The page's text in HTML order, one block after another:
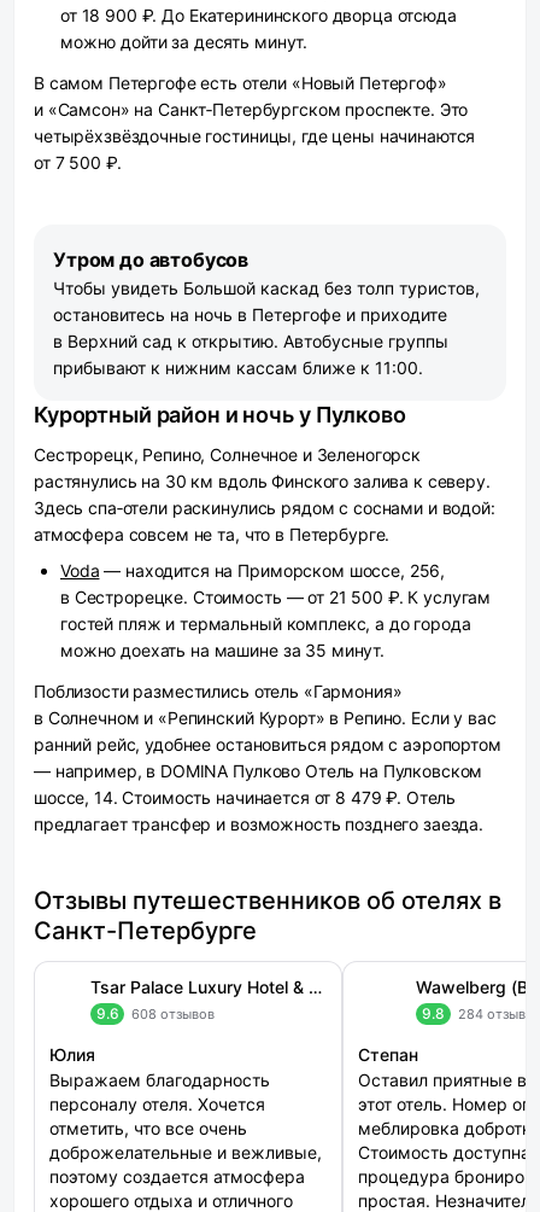
от 18 900 ₽. До Екатерининского дворца отсюда
можно дойти за десять минут.
В самом Петергофе есть отели «Новый Петергоф»
и «Самсон» на Санкт‑Петербургском проспекте. Это
четырёхзвёздочные гостиницы, где цены начинаются
от 7 500 ₽.
Утром до автобусов
Чтобы увидеть Большой каскад без толп туристов,
остановитесь на ночь в Петергофе и приходите
в Верхний сад к открытию. Автобусные группы
прибывают к нижним кассам ближе к 11:00.
Курортный район и ночь у Пулково
Сестрорецк, Репино, Солнечное и Зеленогорск
растянулись на 30 км вдоль Финского залива к северу.
Здесь спа‑отели раскинулись рядом с соснами и водой:
атмосфера совсем не та, что в Петербурге.
Voda — находится на Приморском шоссе, 256,
в Сестрорецке. Стоимость — от 21 500 ₽. К услугам
гостей пляж и термальный комплекс, а до города
можно доехать на машине за 35 минут.
Поблизости разместились отель «Гармония»
в Солнечном и «Репинский Курорт» в Репино. Если у вас
ранний рейс, удобнее остановиться рядом с аэропортом
— например, в DOMINA Пулково Отель на Пулковском
шоссе, 14. Стоимость начинается от 8 479 ₽. Отель
предлагает трансфер и возможность позднего заезда.
Отзывы путешественников об отелях в
Санкт-Петербурге
Tsar Palace Luxury Hotel & SPA (Царь Палас)
9.6 608 отзывов
Юлия
Выражаем благодарность
персоналу отеля. Хочется
отметить, что все очень
доброжелательные и вежливые,
поэтому создается атмосфера
хорошего отдыха и отличного
Wawelberg
9.8 284 отзыва
Степан
Оставил приятные
этот отель. Номер
меблировка
Стоимость
процедура
простая.